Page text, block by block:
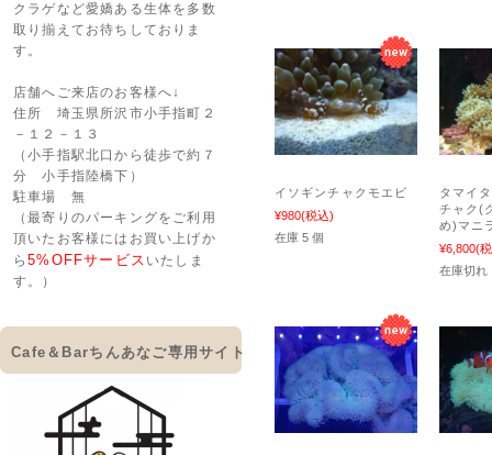
イソギンチャクモエビ
¥980(税込)
在庫 5 個
タマイ
チャク(
め)マニ
¥6,800(
在庫切れ
クラゲなど愛嬌ある生体を多数
取り揃えてお待ちしておりま
す。
店舗へご来店のお客様へ↓
住所 埼玉県所沢市小手指町２
－１２－１３
（小手指駅北口から徒歩で約７
分 小手指陸橋下）
駐車場 無
（最寄りのパーキングをご利用
頂いたお客様にはお買い上げか
ら5%OFFサービス いたしま
す。）
Cafe＆Barちんあなご専用サイト